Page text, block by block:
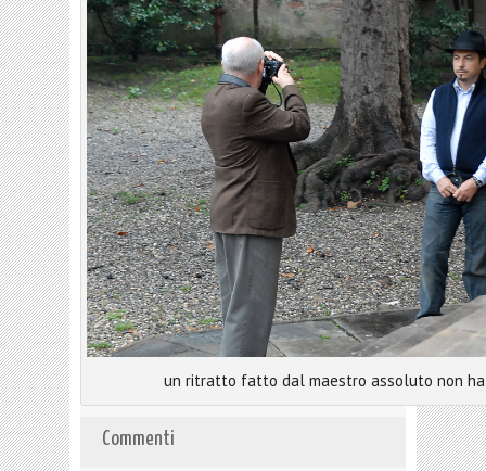
un ritratto fatto dal maestro assoluto non ha
Commenti